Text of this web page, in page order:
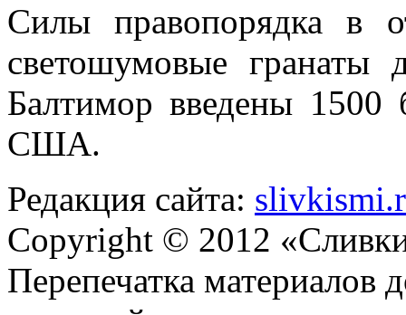
Силы правопорядка в
светошумовые гранаты
Балтимор введены 1500
США.
Редакция сайта:
Copyright © 2012
Перепечатка материалов